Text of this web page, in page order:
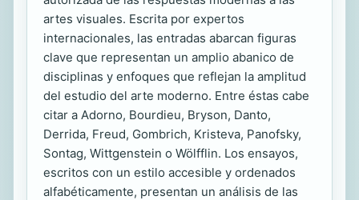
artes visuales. Escrita por expertos
internacionales, las entradas abarcan figuras
clave que representan un amplio abanico de
disciplinas y enfoques que reflejan la amplitud
del estudio del arte moderno. Entre éstas cabe
citar a Adorno, Bourdieu, Bryson, Danto,
Derrida, Freud, Gombrich, Kristeva, Panofsky,
Sontag, Wittgenstein o Wölfflin. Los ensayos,
escritos con un estilo accesible y ordenados
alfabéticamente, presentan un análisis de las